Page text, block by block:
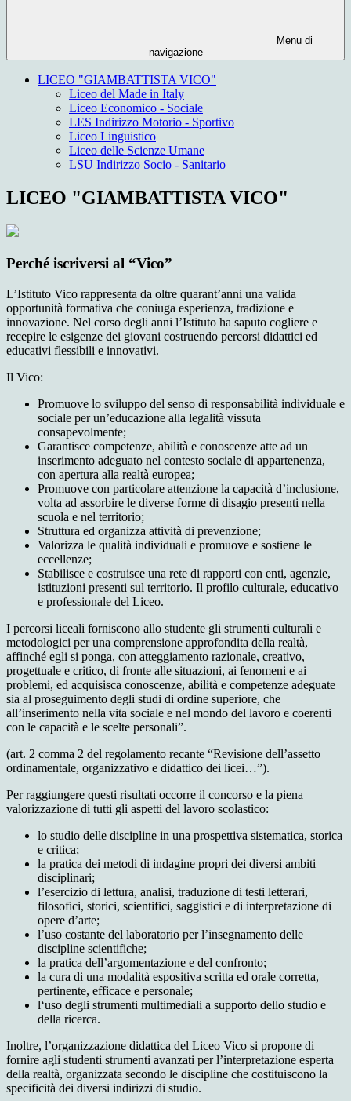
Menu di
navigazione
LICEO "GIAMBATTISTA VICO"
Liceo del Made in Italy
Liceo Economico - Sociale
LES Indirizzo Motorio - Sportivo
Liceo Linguistico
Liceo delle Scienze Umane
LSU Indirizzo Socio - Sanitario
LICEO "GIAMBATTISTA VICO"
Perché iscriversi al “Vico”
L’Istituto Vico rappresenta da oltre quarant’anni una valida
opportunità formativa che coniuga esperienza, tradizione e
innovazione. Nel corso degli anni l’Istituto ha saputo cogliere e
recepire le esigenze dei giovani costruendo percorsi didattici ed
educativi flessibili e innovativi.
Il Vico:
Promuove lo sviluppo del senso di responsabilità individuale e
sociale per un’educazione alla legalità vissuta
consapevolmente;
Garantisce competenze, abilità e conoscenze atte ad un
inserimento adeguato nel contesto sociale di appartenenza,
con apertura alla realtà europea;
Promuove con particolare attenzione la capacità d’inclusione,
volta ad assorbire le diverse forme di disagio presenti nella
scuola e nel territorio;
Struttura ed organizza attività di prevenzione;
Valorizza le qualità individuali e promuove e sostiene le
eccellenze;
Stabilisce e costruisce una rete di rapporti con enti, agenzie,
istituzioni presenti sul territorio. Il profilo culturale, educativo
e professionale del Liceo.
I percorsi liceali forniscono allo studente gli strumenti culturali e
metodologici per una comprensione approfondita della realtà,
affinché egli si ponga, con atteggiamento razionale, creativo,
progettuale e critico, di fronte alle situazioni, ai fenomeni e ai
problemi, ed acquisisca conoscenze, abilità e competenze adeguate
sia al proseguimento degli studi di ordine superiore, che
all’inserimento nella vita sociale e nel mondo del lavoro e coerenti
con le capacità e le scelte personali”.
(art. 2 comma 2 del regolamento recante “Revisione dell’assetto
ordinamentale, organizzativo e didattico dei licei…”).
Per raggiungere questi risultati occorre il concorso e la piena
valorizzazione di tutti gli aspetti del lavoro scolastico:
lo studio delle discipline in una prospettiva sistematica, storica
e critica;
la pratica dei metodi di indagine propri dei diversi ambiti
disciplinari;
l’esercizio di lettura, analisi, traduzione di testi letterari,
filosofici, storici, scientifici, saggistici e di interpretazione di
opere d’arte;
l’uso costante del laboratorio per l’insegnamento delle
discipline scientifiche;
la pratica dell’argomentazione e del confronto;
la cura di una modalità espositiva scritta ed orale corretta,
pertinente, efficace e personale;
l‘uso degli strumenti multimediali a supporto dello studio e
della ricerca.
Inoltre, l’organizzazione didattica del Liceo Vico si propone di
fornire agli studenti strumenti avanzati per l’interpretazione esperta
della realtà, organizzata secondo le discipline che costituiscono la
specificità dei diversi indirizzi di studio.